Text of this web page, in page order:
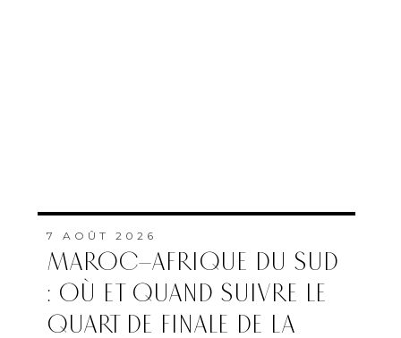
7 AOÛT 2026
MAROC–AFRIQUE DU SUD
: OÙ ET QUAND SUIVRE LE
QUART DE FINALE DE LA